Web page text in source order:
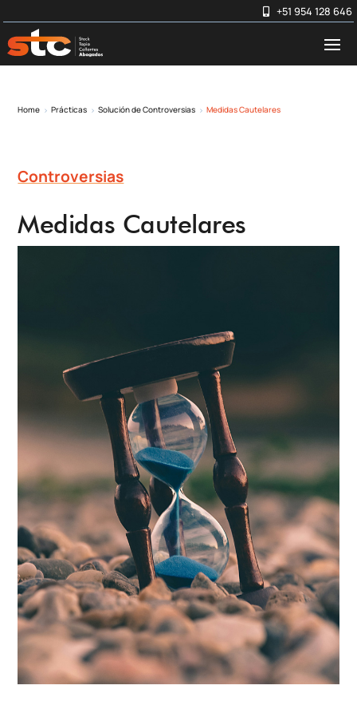
+51 954 128 646
Home 5 Prácticas 5 Solución de Controversias 5 Medidas Cautelares
Controversias
Medidas Cautelares